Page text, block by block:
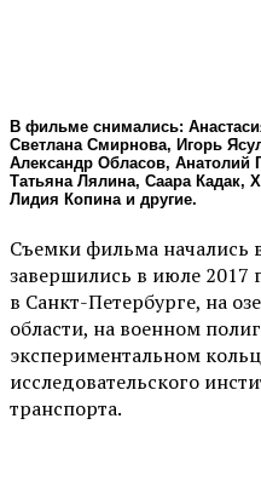
В фильме снимались:
Светлана Смирнова, Игорь
Александр Обласов, Анатолий
Татьяна Лялина, Саара Кадак,
Лидия Копина и другие.
Съемки фильма начались
завершились в июле 2017
в Санкт-Петербурге, на
области, на военном
экспериментальном
исследовательского
транспорта.